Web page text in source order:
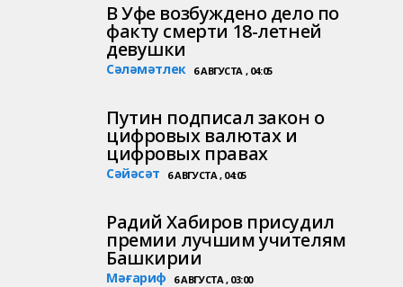
В Уфе возбуждено дело по
факту смерти 18-летней
девушки
Сәләмәтлек 6 АВГУСТА , 04:05
Путин подписал закон о
цифровых валютах и
цифровых правах
Сәйәсәт 6 АВГУСТА , 04:05
Радий Хабиров присудил
премии лучшим учителям
Башкирии
Мәғариф 6 АВГУСТА , 03:00